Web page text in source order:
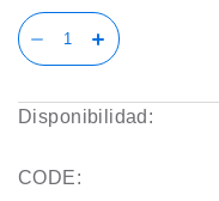
Disponibilidad:
CODE: